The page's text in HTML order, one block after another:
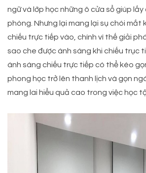
ngữ và lớp học những ô cửa sổ giúp
phòng. Nhưng lại mang lại sụ chói mắt
chiếu trực tiếp vào, chính vì thế giải
sao che được ánh sáng khi chiếu trục
ánh sáng chiếu trực tiếp có thể kéo
phong học trở lên thanh lịch và gọn
mang lai hiểu quả cao trong việc học